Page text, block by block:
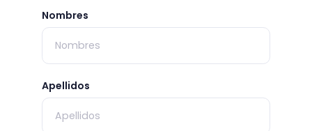
Nombres
Apellidos